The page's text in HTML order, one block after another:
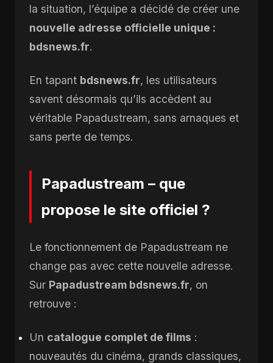
la situation, l’équipe a décidé de créer une
nouvelle adresse officielle unique :
bdsnews.fr.
En tapant bdsnews.fr, les utilisateurs
savent désormais qu’ils accèdent au
véritable Papadustream, sans arnaques et
sans perte de temps.
Papadustream – que
propose le site officiel ?
Le fonctionnement de Papadustream ne
change pas avec cette nouvelle adresse.
Sur Papadustream bdsnews.fr, on
retrouve :
Un catalogue complet de films :
nouveautés du cinéma, grands classiques,